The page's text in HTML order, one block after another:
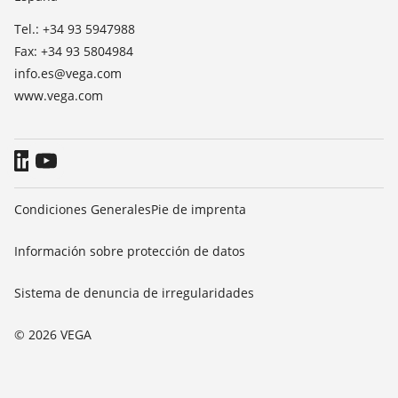
Blog
Tel.: +34 93 5947988
Fax: +34 93 5804984
info.es@vega.com
www.vega.com
© 2026 VEGA
Condiciones GeneralesPie de imprenta
Información sobre protección de datos
Sistema de denuncia de irregularidades